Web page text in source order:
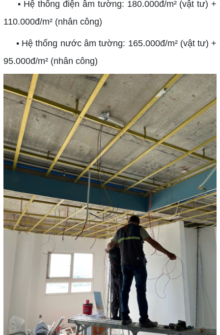
• Hệ thống điện âm tường: 180.000đ/m² (vật tư) +
110.000đ/m² (nhân công)
• Hệ thống nước âm tường: 165.000đ/m² (vật tư) +
95.000đ/m² (nhân công)